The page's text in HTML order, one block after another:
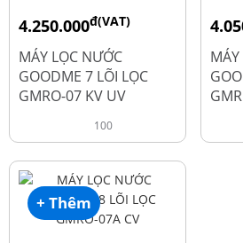
4.250.000đ(VAT)
6.050.000
MÁY LỌC NƯỚC
GOODME 7 LÕI LỌC
GMRO-07 KV UV
100
+ Thêm